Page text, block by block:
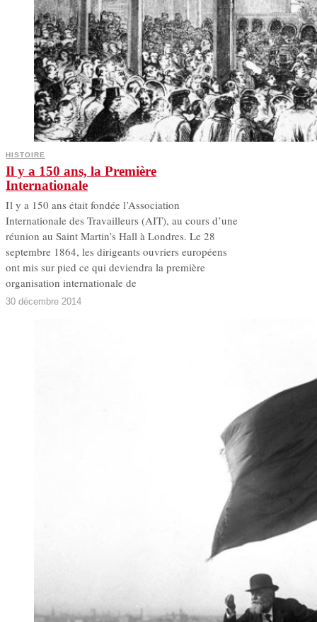
HISTOIRE
Il y a 150 ans, la Première
Internationale
I l y a 150 ans était fondée l’Association
Internationale des Travailleurs (AIT), au cours d’une
réunion au Saint Martin’s Hall à Londres. Le 28
septembre 1864, les dirigeants ouvriers européens
ont mis sur pied ce qui deviendra la première
organisation internationale de
30 décembre 2014